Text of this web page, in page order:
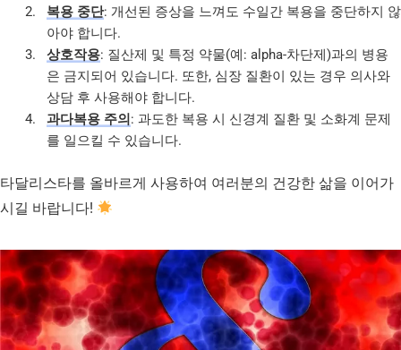
복용 중단: 개선된 증상을 느껴도 수일간 복용을 중단하지 않
아야 합니다.
상호작용: 질산제 및 특정 약물(예: alpha-차단제)과의 병용
은 금지되어 있습니다. 또한, 심장 질환이 있는 경우 의사와
상담 후 사용해야 합니다.
과다복용 주의: 과도한 복용 시 신경계 질환 및 소화계 문제
를 일으킬 수 있습니다.
타달리스타를 올바르게 사용하여 여러분의 건강한 삶을 이어가
시길 바랍니다!